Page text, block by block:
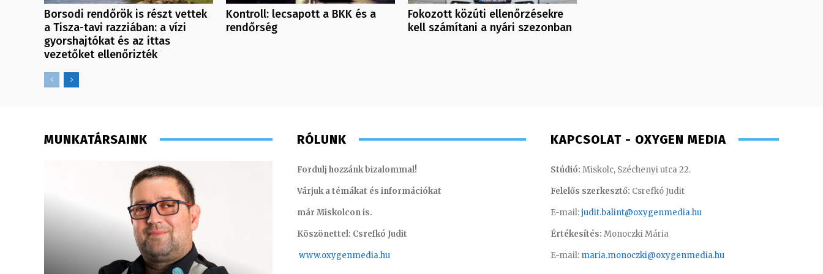
Borsodi rendőrök is részt vettek
a Tisza-tavi razziában: a vízi
gyorshajtókat és az ittas
vezetőket ellenőrizték
Kontroll: lecsapott a BKK és a
rendőrség
Fokozott közúti ellenőrzésekre
kell számítani a nyári szezonban
MUNKATÁRSAINK RÓLUNK
Fordulj hozzánk bizalommal!
Várjuk a témákat és információkat
már Miskolcon is.
Köszönettel: Csrefkó Judit
www.oxygenmedia.hu
KAPCSOLAT - OXYGEN MEDIA
Stúdió: Miskolc, Széchenyi utca 22.
Felelős szerkesztő: Csrefkó Judit
E-mail:judit.balint@oxygenmedia.hu
Értékesítés: Monoczki Mária
E-mail: maria.monoczki@oxygenmedia.hu